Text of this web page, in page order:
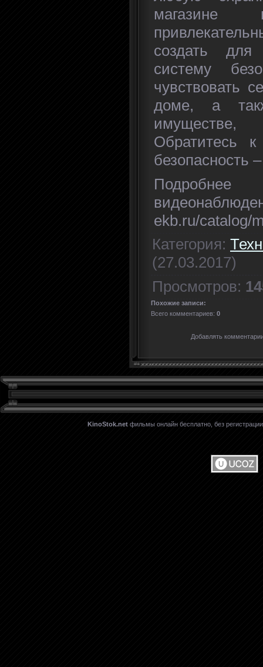
создать
систему
чувствовать
доме, а
Обратитесь
безопасность
ekb.ru/catalog/
Категория:
(27.03.2017)
Просмотров:
Похожие записи:
Всего комментариев: 0
Добавлять
KinoStok.net фильмы онлайн бесплатно, без